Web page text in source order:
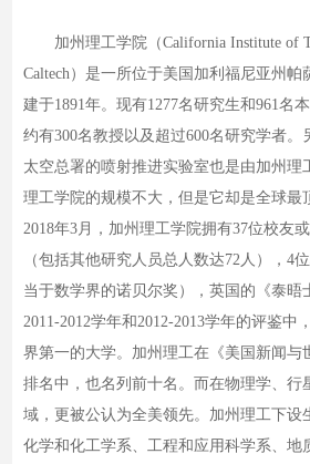
加州理工学院（California Institute of
Caltech）是一所位于美国加利福尼亚州帕
建于1891年。现有1277名研究生和961名
约有300名教授以及超过600名研究学者
太空总署的喷射推进实验室也是由加州理
理工学院的规模不大，但是它却是全球最
2018年3月，加州理工学院拥有37位校友
（包括其他研究人员总人数达72人），4
当于数学界的诺贝尔奖），英国的《泰晤
2011-2012学年和2012-2013学年的评鉴中
界第一的大学。加州理工在《美国新闻与
排名中，也名列前十名。而在物理学、行
域，更被公认为全美领先。加州理工下设
化学和化工学系、工程和应用科学系、地